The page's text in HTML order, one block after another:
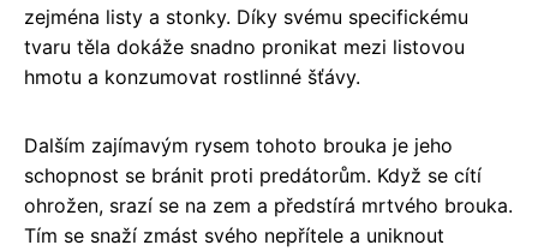
zejména listy a stonky. Díky svému specifickému
tvaru těla dokáže snadno pronikat mezi listovou
hmotu a konzumovat rostlinné šťávy.
Dalším zajímavým rysem tohoto brouka je jeho
schopnost se bránit proti predátorům. Když se cítí
ohrožen, srazí se na zem a předstírá mrtvého brouka.
Tím se snaží zmást svého nepřítele a uniknout